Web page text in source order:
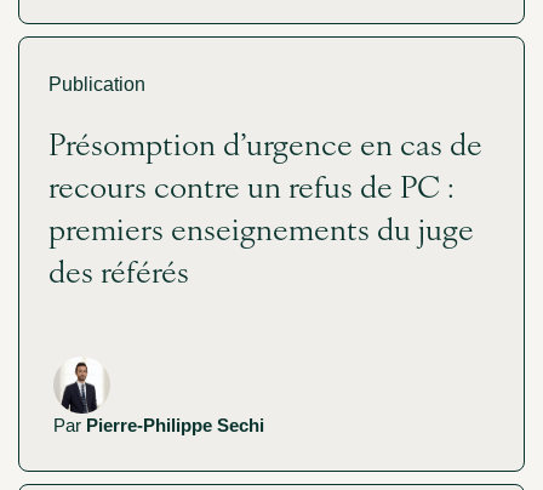
Publication
Présomption d’urgence en cas de
recours contre un refus de PC :
premiers enseignements du juge
des référés
Par Pierre-Philippe Sechi